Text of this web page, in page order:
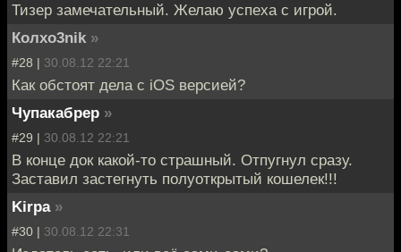
Тизер замечательный. Желаю успеха с игрой.
Колxo3nik »
#28 | 30.08.12 22:21
Как обстоят дела с iOS версией?
Чупакабрер »
#29 | 30.08.12 22:21
В конце док какой-то страшный. Отпугнул сразу.
Заставил застегнуть полуоткрытый кошелек!!!
Kirpa »
#30 | 30.08.12 22:31